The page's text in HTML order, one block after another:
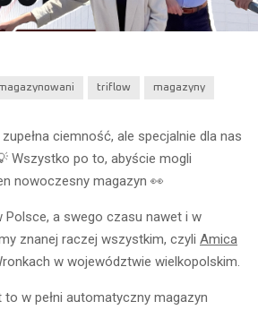
triflow magazyny
ciemność, ale specjalnie dla nas
Wszystko po to, abyście mogli
nowoczesny magazyn 👀
Polsce, a swego czasu nawet i w
znanej raczej wszystkim, czyli Amica
w województwie wielkopolskim.
w pełni automatyczny magazyn